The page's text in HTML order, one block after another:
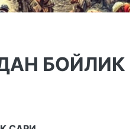
БОЙЛИК